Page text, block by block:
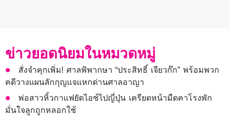
ข่าวยอดนิยมในหมวดหมู่
สั่งจำคุกเพิ่ม! ศาลพิพากษา “ประสิทธิ์ เจียวก๊ก” พร้อมพวก
คดีวางแผนลักกุญแจแหกด่านศาลอาญา
พ่อสาวหิ้วกาแฟยัดไอซ์ไปญี่ปุ่น เครียดหน้ามืดคาโรงพัก
มั่นใจลูกถูกหลอกใช้